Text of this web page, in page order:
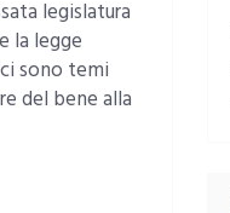
legislatura
la legge
sono temi
del bene alla